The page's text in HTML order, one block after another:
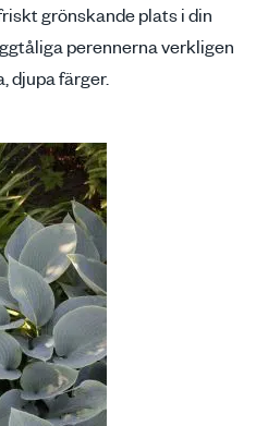
grönskande plats i din
perennerna verkligen
djupa färger.